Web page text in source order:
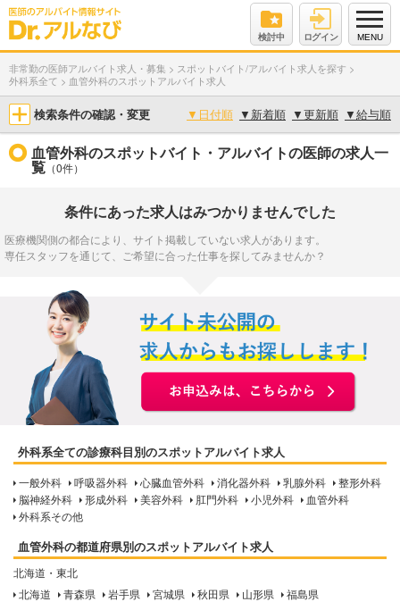
検討中 ログイン MENU
非常勤の医師アルバイト求人・募集 > スポットバイト/アルバイト求人を探す >
外科系全て > 血管外科のスポットアルバイト求人
検索条件の確認・変更 ▼ 日付順 ▼ 新着順 ▼更新順 ▼給与順
血管外科のスポットバイト・アルバイトの医師の求人一
覧 （0件）
条件にあった求人はみつかりませんでした
医療機関側の都合により、サイト掲載していない求人があります。
専任スタッフを通じて、ご希望に合った仕事を探してみませんか？
外科系全ての診療科目別のスポットアルバイト求人
一般外科 呼吸器外科 心臓血管外科 消化器外科 乳腺外科
整形外科
脳神経外科
形成外科 美容外科 肛門外科 小児外科
血管外科
外科系その他
血管外科の都道府県別のスポットアルバイト求人
北海道・東北
北海道
青森県 岩手県 宮城県 秋田県 山形県
福島県